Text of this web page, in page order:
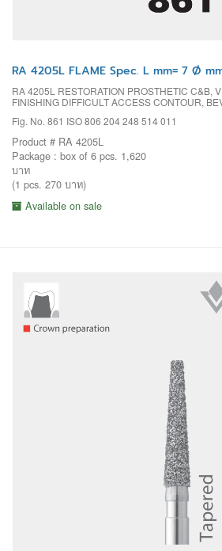
RA 4205L FLAME Spec. L mm= 7 Ø
RA 4205L RESTORATION PROSTHETIC C&B,
FINISHING DIFFICULT ACCESS CONTOUR,
Fig. No. 861 ISO 806 204 248 514 011
Product # RA 4205L
Package : box of 6 pcs. 1,620
บาท
(1 pcs. 270 บาท)
Available on sale